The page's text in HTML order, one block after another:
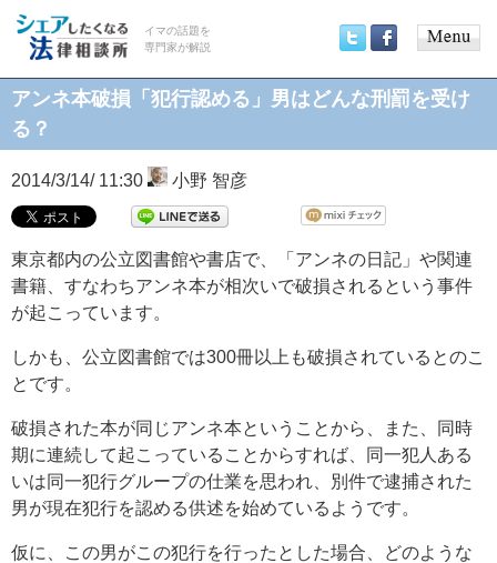
イマの話題を
専門家が解説
menu
アンネ本破損「犯行認める」男はどんな刑罰を受け
る？
2014/3/14/ 11:30 小野 智彦
東京都内の公立図書館や書店で、「アンネの日記」や関連
書籍、すなわちアンネ本が相次いで破損されるという事件
が起こっています。
しかも、公立図書館では300冊以上も破損されているとのこ
とです。
破損された本が同じアンネ本ということから、また、同時
期に連続して起こっていることからすれば、同一犯人ある
いは同一犯行グループの仕業を思われ、別件で逮捕された
男が現在犯行を認める供述を始めているようです。
仮に、この男がこの犯行を行ったとした場合、どのような